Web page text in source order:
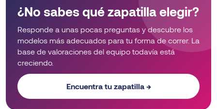
¿No sabes qué zapatilla elegir?
Responde a unas pocas preguntas y descubre los
modelos más adecuados para tu forma de correr. La
base de valoraciones del equipo todavía está
creciendo.
Encuentra tu zapatilla →